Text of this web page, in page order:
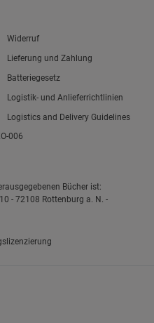
Widerruf
Lieferung und Zahlung
Batteriegesetz
Logistik- und Anlieferrichtlinien
Logistics and Delivery Guidelines
006
Bücher ist:
- 72108 Rottenburg a. N. -